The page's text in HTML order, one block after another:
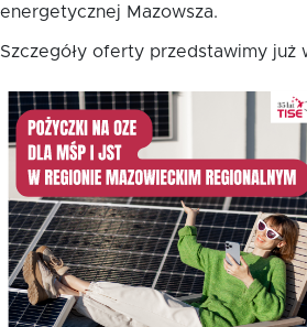
energetycznej Mazowsza.
Szczegóły oferty przedstawimy już